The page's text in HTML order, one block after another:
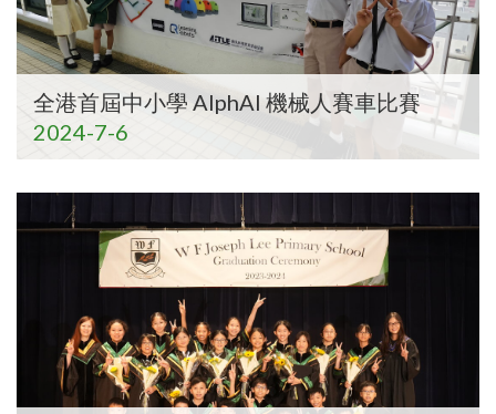
全港首屆中小學 AlphAI 機械人賽車比賽
2024-7-6